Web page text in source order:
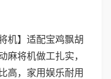
机】适配宝鸡飘胡
麻将机做工扎实，
高，家用娱乐耐用